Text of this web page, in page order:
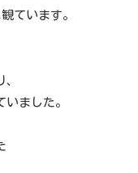
ています。
ました。